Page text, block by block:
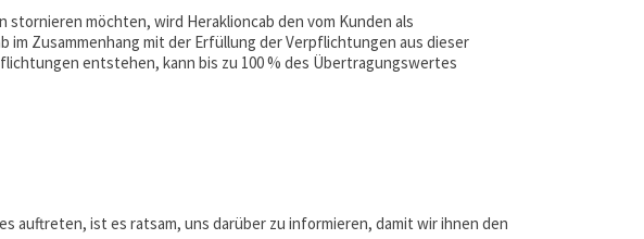
stornieren möchten, wird Heraklioncab den vom Kunden als
Zusammenhang mit der Erfüllung der Verpflichtungen aus dieser
entstehen, kann bis zu 100 % des Übertragungswertes
auftreten, ist es ratsam, uns darüber zu informieren, damit wir ihnen den